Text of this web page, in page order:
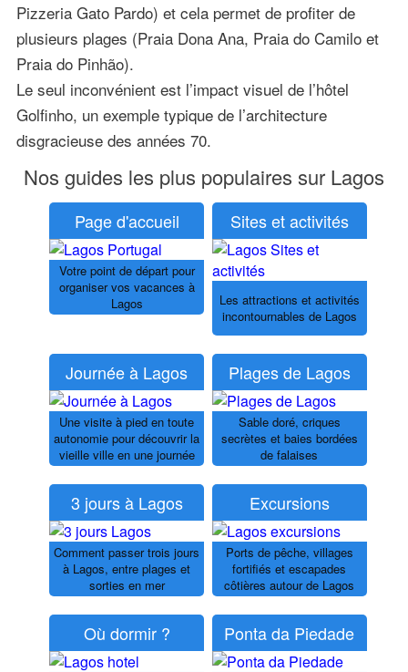
Pizzeria Gato Pardo) et cela permet de profiter de
plusieurs plages (Praia Dona Ana, Praia do Camilo et
Praia do Pinhão).
Le seul inconvénient est l’impact visuel de l’hôtel
Golfinho, un exemple typique de l’architecture
disgracieuse des années 70.
Nos guides les plus populaires sur Lagos
Page d'accueil
Votre point de départ pour
organiser vos vacances à
Lagos
Sites et activités
Les attractions et activités
incontournables de Lagos
Journée à Lagos
Une visite à pied en toute
autonomie pour découvrir la
vieille ville en une journée
Plages de Lagos
Sable doré, criques
secrètes et baies bordées
de falaises
3 jours à Lagos
Comment passer trois jours
à Lagos, entre plages et
sorties en mer
Excursions
Ports de pêche, villages
fortifiés et escapades
côtières autour de Lagos
Où dormir ? Ponta da Piedade